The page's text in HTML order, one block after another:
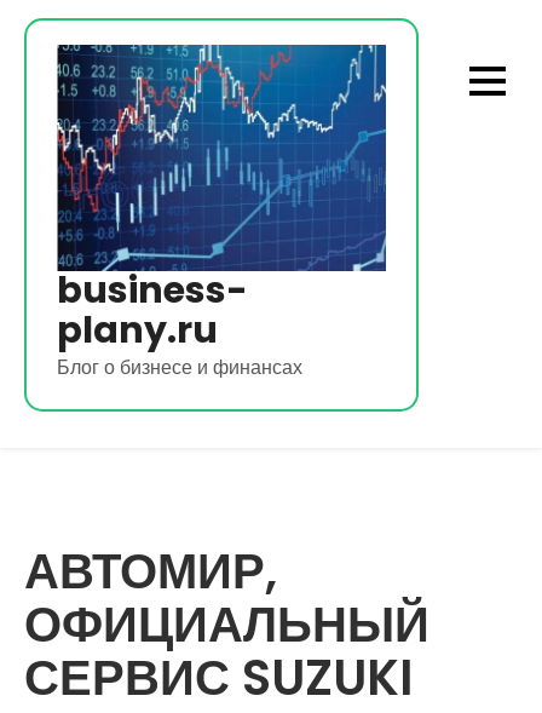
Перейти
содержимому
business-
plany.ru
Блог о бизнесе и финансах
АВТОМИР,
ОФИЦИАЛЬНЫЙ
СЕРВИС SUZUKI